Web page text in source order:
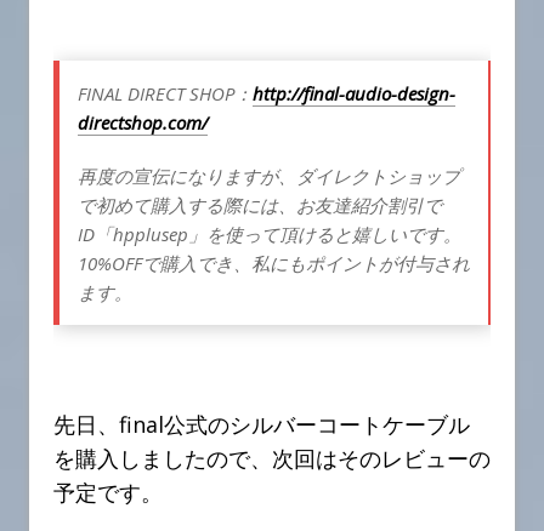
FINAL DIRECT SHOP： http://final-audio-design-
directshop.com/
再度の宣伝になりますが、ダイレクトショップ
で初めて購入する際には、お友達紹介割引で
ID「hpplusep」を使って頂けると嬉しいです。
10%OFFで購入でき、私にもポイントが付与され
ます。
先日、final公式のシルバーコートケーブル
を購入しましたので、次回はそのレビューの
予定です。